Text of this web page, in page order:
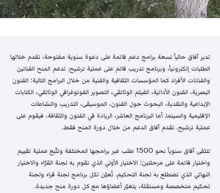
تدير آفاق حالياً تسعة برامج دعم قائمة على دعوة سنوية مفتوحة، تقدم خلالها
الطلبات إلكترونياً، وبرنامج تدريب قائم على عملية ترشيح. تدعم المنح الفنانين
والفنانات الأفراد كما المؤسسات الثقافية والفنية من خلال البرامج التالية: الفنون
البصرية، الفنون الأدائية، الفيلم الوثائقي، التصوير الفوتوغرافي الوثائقي، الكتابات
الإبداعية والنقدية، البحوث حول الفنون، الموسيقى، التدريب والنشاطات
الإقليمية والسينما. أما البرنامج العاشر، الريادة في الفنون والثقافة، فيقوم على
عملية ترشيح. تقدم آفاق الدعم من خلال دورة المنح فقط.
تتلقى آفاق سنوياً نحو 1500 طلب عبر برامجها المختلفة وتتّبع عملية تقييم
واختيار قائمة على مرحلتين: الاختيار الأولي الذي تقوم به لجنة القرّاء والاختيار
النهائي الذي تضطلع به لجنة التحكيم. تُعيّن لكل برنامج لجنة قراء ولجنة
تحكيم متخصصة ومستقلة، يتغيّر أعضاؤها مع كل دورة منح جديدة.